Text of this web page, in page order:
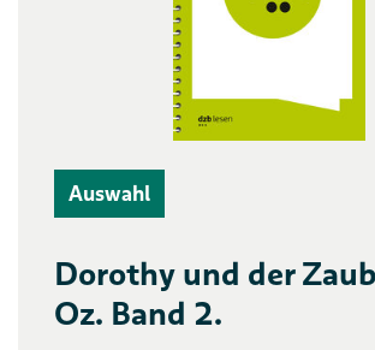
Auswahl
Dorothy und der
Oz. Band 2.